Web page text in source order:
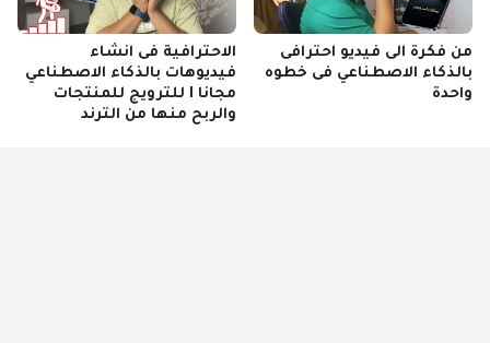
من فكرة الى فيديو احترافى
بالذكاء الاصطناعي فى خطوه
واحدة
الاحترافية فى انشاء
فيديوهات بالذكاء الاصطناعي
مجانا I للترويج للمنتجات
والربح منها من الترند